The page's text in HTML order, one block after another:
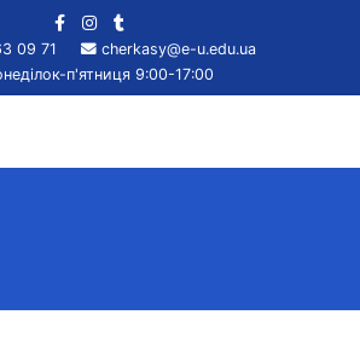
09 71
cherkasy@e-u.edu.ua
п'ятниця 9:00-17:00